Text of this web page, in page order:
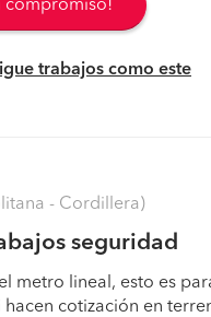
compromiso!
trabajos como este
- Cordillera)
seguridad
metro lineal, esto es
cotización en